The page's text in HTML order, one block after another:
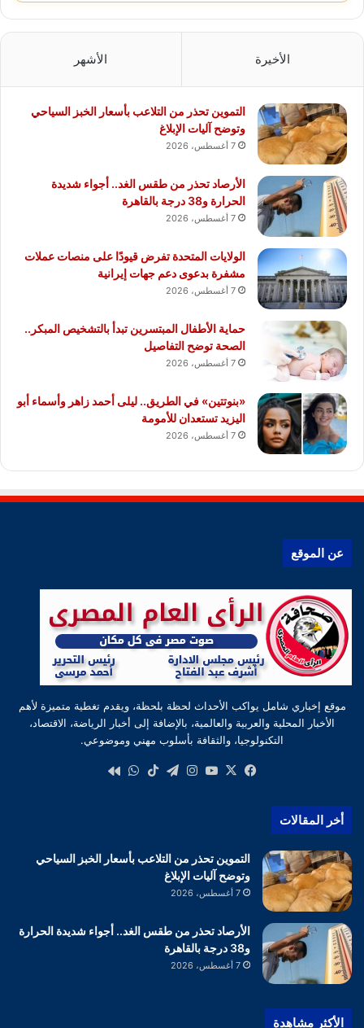
الأخيرة الأشهر
التموين تحذر من التلاعب بأسعار الخبز السياحي
وتوضح آليات الإبلاغ
7 أغسطس، 2026
الأرصاد تحذر من طقس الغد.. أجواء شديدة
الحرارة و38 درجة بالقاهرة
7 أغسطس، 2026
الولايات المتحدة تفرض قيودًا على منصات عملات
مشفرة بدعوى دعم جهات إيرانية
7 أغسطس، 2026
حماية الأطفال المبتسرين تبدأ بالتشخيص المبكر..
الصحة توضح التفاصيل
7 أغسطس، 2026
«بنوتتين» في الطريق.. ليلى أحمد زاهر وأسماء أبو
اليزيد تستعدان للأمومة
7 أغسطس، 2026
عن الموقع
موقع إخباري شامل يواكب الأحداث لحظة بلحظة، ويقدم تغطية متميزة لأهم
الأخبار المحلية والعربية والعالمية، بالإضافة إلى أخبار الرياضة، الاقتصاد،
التكنولوجيا، والثقافة بأسلوب مهني وموضوعي.
فيسبوك
‫X
‫YouTube
انستقرام
تيلقرام‫TikTokواتساب
أخر المقالات
التموين تحذر من التلاعب بأسعار الخبز السياحي
وتوضح آليات الإبلاغ
7 أغسطس، 2026
الأرصاد تحذر من طقس الغد.. أجواء شديدة الحرارة
و38 درجة بالقاهرة
7 أغسطس، 2026
الأكثر مشاهدة